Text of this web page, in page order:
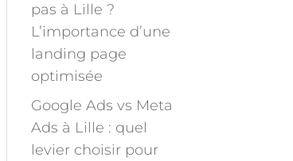
pas à Lille ?
L’importance d’une
landing page
optimisée
Google Ads vs Meta
Ads à Lille : quel
levier choisir pour